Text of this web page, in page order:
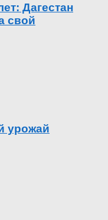
Дагестан
свой
урожай